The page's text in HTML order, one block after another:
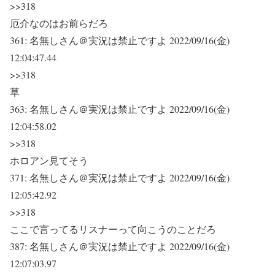
>>318
厄介なのはお前らだろ
361: 名無しさん＠実況は禁止ですよ 2022/09/16(金)
12:04:47.44
>>318
草
363: 名無しさん＠実況は禁止ですよ 2022/09/16(金)
12:04:58.02
>>318
ホロアン見てそう
371: 名無しさん＠実況は禁止ですよ 2022/09/16(金)
12:05:42.92
>>318
ここで言ってるリスナーって向こうのことだろ
387: 名無しさん＠実況は禁止ですよ 2022/09/16(金)
12:07:03.97